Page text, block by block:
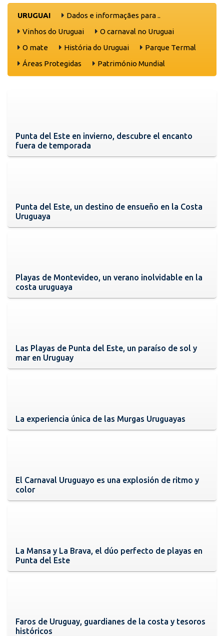
URUGUAI
Dados e informaçães para ..
Vinhos do Uruguai
O carnaval no Uruguai
O mate
História do Uruguai
Parque Termal
Áreas Protegidas
Património Mundial
Punta del Este en invierno, descubre el encanto
fuera de temporada
Punta del Este, un destino de ensueño en la Costa
Uruguaya
Playas de Montevideo, un verano inolvidable en la
costa uruguaya
Las Playas de Punta del Este, un paraíso de sol y
mar en Uruguay
La experiencia única de las Murgas Uruguayas
El Carnaval Uruguayo es una explosión de ritmo y
color
La Mansa y La Brava, el dúo perfecto de playas en
Punta del Este
Faros de Uruguay, guardianes de la costa y tesoros
históricos